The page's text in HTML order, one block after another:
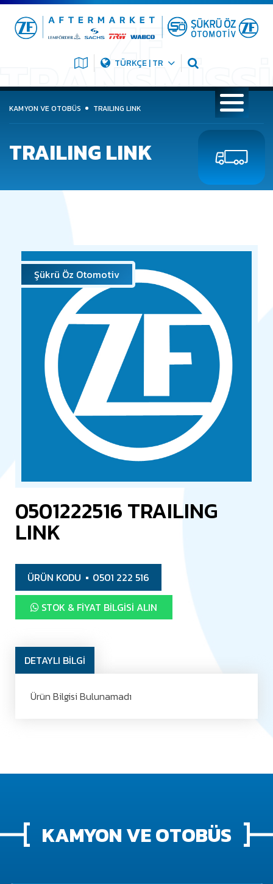
TÜRKÇE | TR
KAMYON VE OTOBÜS TRAILING LINK
TRAILING LINK
Şükrü Öz Otomotiv
0501222516 TRAILING
LINK
ÜRÜN KODU 0501 222 516
STOK & FIYAT BILGISI ALIN
DETAYLI BİLGİ
Ürün Bilgisi Bulunamadı
KAMYON VE OTOBÜS